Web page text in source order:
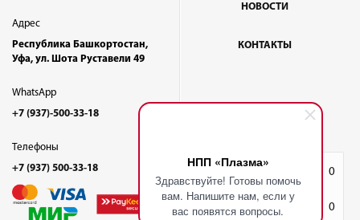
НПП «Плазма»
Здравствуйте! Готовы помочь
вам. Напишите нам, если у
вас появятся вопросы.
0
Корзина 0
Адрес
Республика Башкортостан,
Уфа, ул. Шота Руставели 49
WhatsApp
+7 (937)-500-33-18
Телефоны
+7 (937) 500-33-18
НОВОСТИ
КОНТАКТЫ